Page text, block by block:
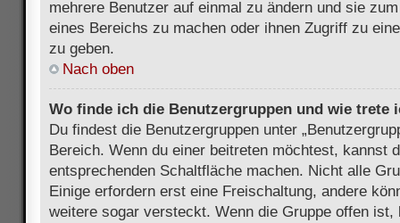
mehrere Benutzer auf einmal zu ändern und sie
eines Bereichs zu machen oder ihnen Zugriff zu
zu geben.
Nach oben
Wo finde ich die Benutzergruppen und wie trete
Du findest die Benutzergruppen unter
Bereich. Wenn du einer beitreten möchtest, kannst
entsprechenden Schaltfläche machen. Nicht alle
Einige erfordern erst eine Freischaltung, andere
weitere sogar versteckt. Wenn die Gruppe offen